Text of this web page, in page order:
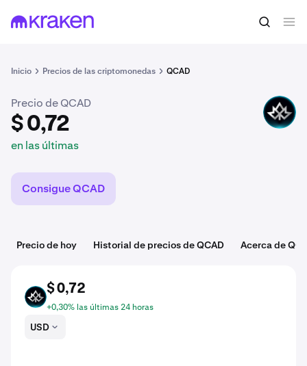
Inicio Precios de las criptomonedas QCAD
$ 0,72 Comprar QCAD
Precio de QCAD
$ 0,72
en las últimas
QCAD
Consigue QCAD
Precio de hoy Historial de precios de QCAD Acerca de
QCAD
$ 0,72
+0,30% las últimas 24 horas
USD